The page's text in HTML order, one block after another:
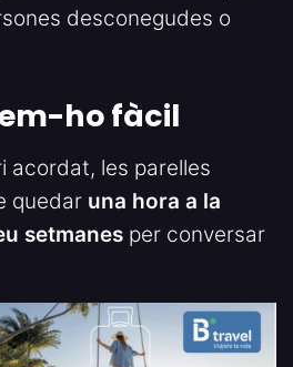
desconegudes o
ho fàcil
acordat, les parelles
quedar una hora a la
setmanes per conversar